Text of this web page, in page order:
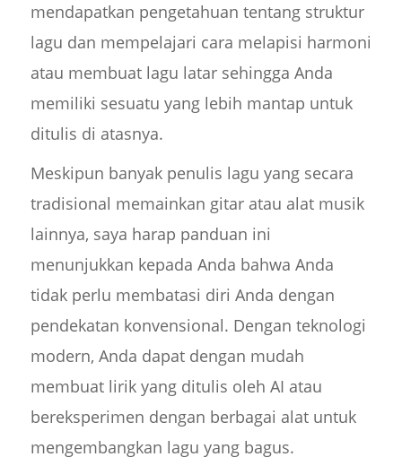
mendapatkan pengetahuan tentang struktur
lagu dan mempelajari cara melapisi harmoni
atau membuat lagu latar sehingga Anda
memiliki sesuatu yang lebih mantap untuk
ditulis di atasnya.
Meskipun banyak penulis lagu yang secara
tradisional memainkan gitar atau alat musik
lainnya, saya harap panduan ini
menunjukkan kepada Anda bahwa Anda
tidak perlu membatasi diri Anda dengan
pendekatan konvensional. Dengan teknologi
modern, Anda dapat dengan mudah
membuat lirik yang ditulis oleh AI atau
bereksperimen dengan berbagai alat untuk
mengembangkan lagu yang bagus.